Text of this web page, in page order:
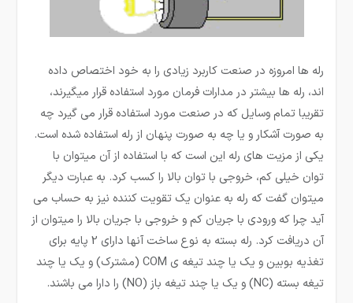
رله ها امروزه در صنعت کاربرد زیادی را به خود اختصاص داده
اند، رله ­ها بیشتر در مدارات فرمان مورد استفاده قرار می­گیرند،
تقریبا تمام وسایل که در صنعت مورد استفاده قرار می گیرد چه
به صورت آشکار و یا چه به صورت پنهان از رله استفاده شده است.
یکی از مزیت­ های رله این است که با استفاده از آن میتوان با
توان خیلی کم، خروجی با توان بالا را کسب کرد. به عبارت دیگر
می­توان گفت که رله به عنوان یک تقویت کننده نیز به حساب می
آید چرا که ورودی با جریان کم و خروجی با جریان بالا را میتوان از
آن دریافت کرد. رله بسته به نوع ساخت آنها دارای 2 پایه برای
تغذیه بوبین و یک یا چند تیغه ی COM (مشترک) و یک یا چند
تیغه بسته (NC) و یک یا چند تیغه باز (NO) را دارا می باشند.